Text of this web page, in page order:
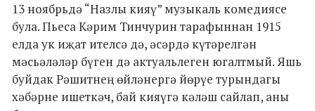
13 ноябрьдә “Назлы кияү” музыкаль комедиясе
була. Пьеса Кәрим Тинчурин тарафыннан 1915
елда ук иҗат ителсә дә, әсәрдә күтәрелгән
мәсьәләләр бүген дә актуальлеген югалтмый. Яшь
буйдак Рәшитнең өйләнергә йөрүе турындагы
хәбәрне ишеткәч, бай кияүгә кәләш сайлап, аны